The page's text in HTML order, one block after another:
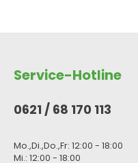
Service-Hotline
0621 / 68 170 113
Mo.,Di.,Do.,Fr: 12:00 - 18:00
Mi.: 12:00 - 18:00